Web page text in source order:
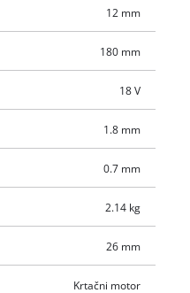
Enota je dobavljena
listom (za les), ki navdušuje
Akumulatorska baterija in
kot praktičen začetni
12 mm
180 mm
18 V
1.8 mm
0.7 mm
2.14 kg
26 mm
Krtačni motor